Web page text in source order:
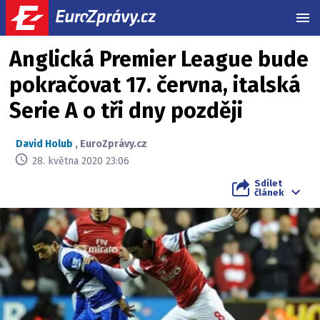
Anglická Premier League bude
pokračovat 17. června, italská
Serie A o tři dny později
David Holub , EuroZprávy.cz
28. května 2020 23:06
Sdílet
článek